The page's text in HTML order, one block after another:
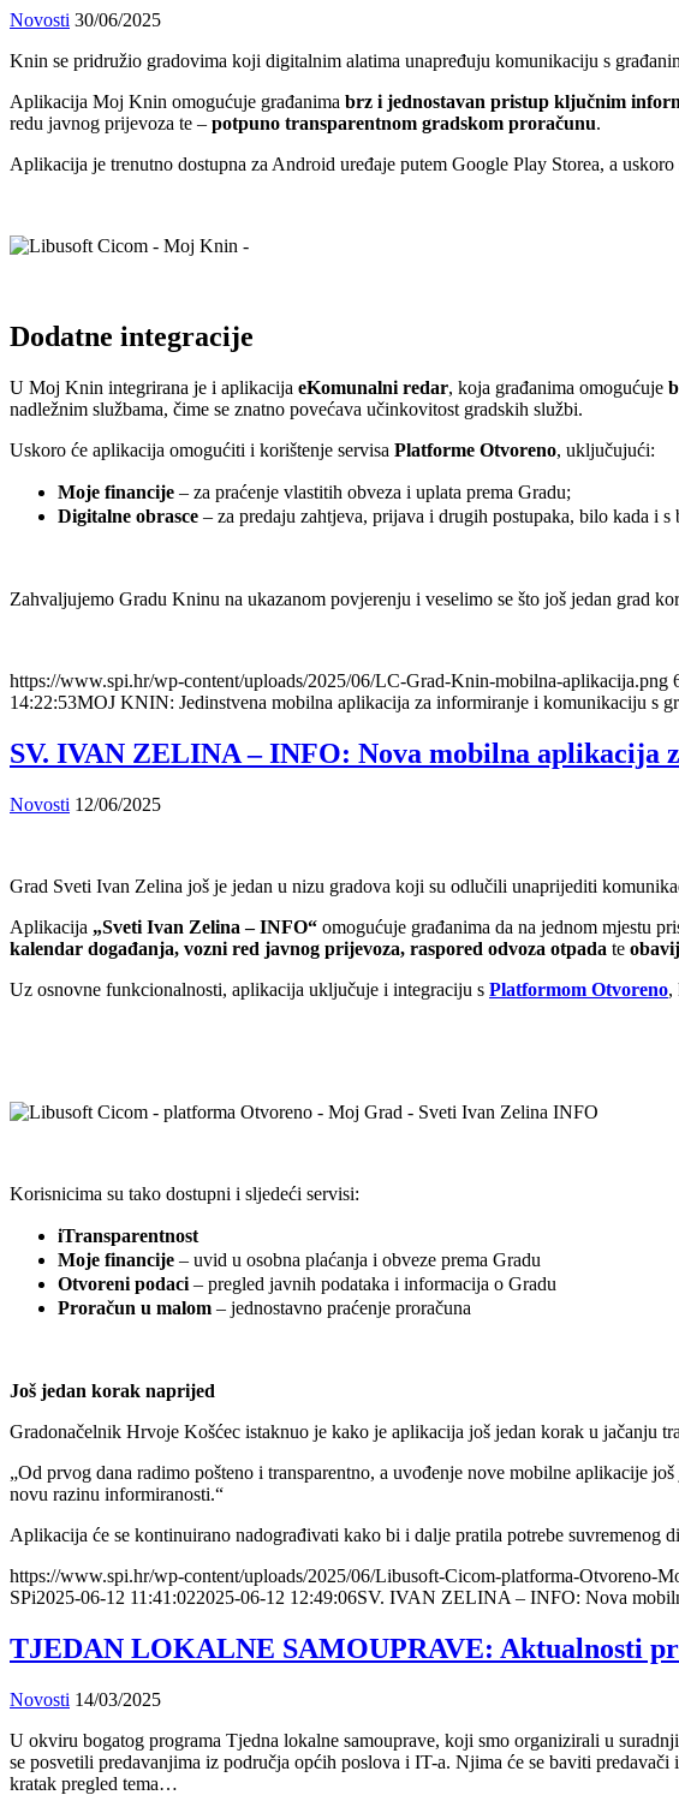
Novosti 30/06/2025
Knin se pridružio gradovima koji digitalnim alatima unapređuju komunikaciju s
Aplikacija Moj Knin omogućuje građanima brz i jednostavan pristup ključnim
redu javnog prijevoza te – potpuno transparentnom gradskom proračunu.
Aplikacija je trenutno dostupna za Android uređaje putem Google Play Storea, a
Dodatne integracije
U Moj Knin integrirana je i aplikacija eKomunalni redar, koja građanima omogućuje
nadležnim službama, čime se znatno povećava učinkovitost gradskih službi.
Uskoro će aplikacija omogućiti i korištenje servisa Platforme Otvoreno, uključujući:
Moje financije – za praćenje vlastitih obveza i uplata prema Gradu;
Digitalne obrasce – za predaju zahtjeva, prijava i drugih postupaka, bilo kada i s
Zahvaljujemo Gradu Kninu na ukazanom povjerenju i veselimo se što još jedan grad
https://www.spi.hr/wp-content/uploads/2025/06/LC-Grad-Knin-mobilna-aplikacija.png
14:22:53MOJ KNIN: Jedinstvena mobilna aplikacija za informiranje i komunikaciju s
SV. IVAN ZELINA – INFO: Nova mobilna aplikacija
Novosti 12/06/2025
Grad Sveti Ivan Zelina još je jedan u nizu gradova koji su odlučili unaprijediti
Aplikacija „Sveti Ivan Zelina – INFO“ omogućuje građanima da na jednom mjestu
kalendar događanja, vozni red javnog prijevoza, raspored odvoza otpada te
Uz osnovne funkcionalnosti, aplikacija uključuje i integraciju s Platformom Otvoreno,
Korisnicima su tako dostupni i sljedeći servisi:
iTransparentnost
Moje financije – uvid u osobna plaćanja i obveze prema Gradu
Otvoreni podaci – pregled javnih podataka i informacija o Gradu
Proračun u malom – jednostavno praćenje proračuna
Još jedan korak naprijed
Gradonačelnik Hrvoje Košćec istaknuo je kako je aplikacija još jedan korak u jačanju
„Od prvog dana radimo pošteno i transparentno, a uvođenje nove mobilne aplikacije
novu razinu informiranosti.“
Aplikacija će se kontinuirano nadograđivati kako bi i dalje pratila potrebe suvremenog
https://www.spi.hr/wp-content/uploads/2025/06/Libusoft-Cicom-platforma-Otvoreno-
SPi2025-06-12 11:41:022025-06-12 12:49:06SV. IVAN ZELINA – INFO: Nova
TJEDAN LOKALNE SAMOUPRAVE: Aktualnosti
Novosti 14/03/2025
U okviru bogatog programa Tjedna lokalne samouprave, koji smo organizirali u
se posvetili predavanjima iz područja općih poslova i IT-a. Njima će se baviti
kratak pregled tema…